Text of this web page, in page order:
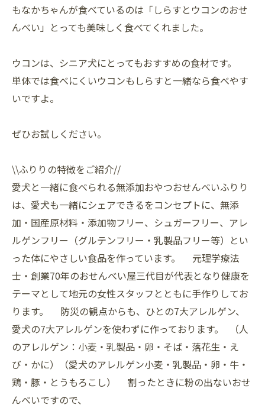
もなかちゃんが食べているのは「しらすとウコンのおせ
んべい」とっても美味しく食べてくれました。
ウコンは、シニア犬にとってもおすすめの食材です。
単体では食べにくいウコンもしらすと一緒なら食べやす
いですよ。
ぜひお試しください。
\\ふりりの特徴をご紹介//
愛犬と一緒に食べられる無添加おやつおせんべいふりり
は、愛犬も一緒にシェアできるをコンセプトに、無添
加・国産原材料・添加物フリー、シュガーフリー、アレ
ルゲンフリー（グルテンフリー・乳製品フリー等）とい
った体にやさしい食品を作っています。 元理学療法
士・創業70年のおせんべい屋三代目が代表となり健康を
テーマとして地元の女性スタッフとともに手作りしてお
ります。 防災の観点からも、ひとの7大アレルゲン、
愛犬の7大アレルゲンを使わずに作っております。 （人
のアレルゲン：小麦・乳製品・卵・そば・落花生・え
び・かに）（愛犬のアレルゲン小麦・乳製品・卵・牛・
鶏・豚・とうもろこし） 割ったときに粉の出ないおせ
んべいですので、